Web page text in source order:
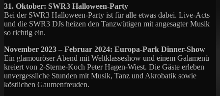
31. Oktober: SWR3 Halloween-Party
Bei der SWR3 Halloween-Party ist für alle etwas dabei. Live-Acts
und die SWR3 DJs heizen den Tanzwütigen mit angesagter Musik
so richtig ein.
November 2023 – Februar 2024: Europa-Park Dinner-Show
Ein glamouröser Abend mit Weltklasseshow und einem Galamenü
kreiert von 2-Sterne-Koch Peter Hagen-Wiest. Die Gäste erleben
unvergessliche Stunden mit Musik, Tanz und Akrobatik sowie
köstlichen Gaumenfreuden.